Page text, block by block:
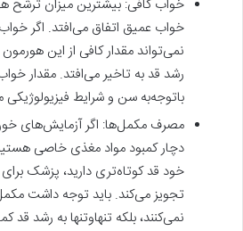
خواب کافی: بیشترین میزان ترشح
خواب عمیق اتفاق می‌افتد. اگر
نمی‌تواند مقدار کافی از این
رشد قد به تاخیر می‌افتد. مقدار
باتوجه‌به سن و شرایط
مصرف مکمل‌ها: اگر آزمایش‌های
دچار کمبود مواد مغذی خاصی
خود قد کوتاه‌تری دارید، پزشک
تجویز می‌کند. باید توجه داشت